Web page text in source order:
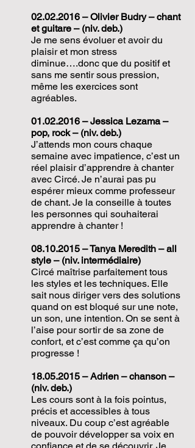
02.02.2016 – Olivier Budry – chant
et guitare – (niv. deb.)
Je me sens évoluer et avoir du
plaisir et mon stress
diminue….donc que du positif et
sans me sentir sous pression,
même les exercices sont
agréables.
01.02.2016 – Jessica Lezama –
pop, rock – (niv. deb.)
J’attends mon cours chaque
semaine avec impatience, c’est un
réel plaisir d’apprendre à chanter
avec Circé. Je n’aurai pas pu
espérer mieux comme professeur
de chant. Je la conseille à toutes
les personnes qui souhaiterai
apprendre à chanter !
08.10.2015 – Tanya Meredith – all
style – (niv. intermédiaire)
Circé maîtrise parfaitement tous
les styles et les techniques. Elle
sait nous diriger vers des solutions
quand on est bloqué sur une note,
un son, une intention. On se sent à
l’aise pour sortir de sa zone de
confort, et c’est comme ça qu’on
progresse !
18.05.2015 – Adrien – chanson –
(niv. deb.)
Les cours sont à la fois pointus,
précis et accessibles à tous
niveaux. Du coup c’est agréable
de pouvoir développer sa voix en